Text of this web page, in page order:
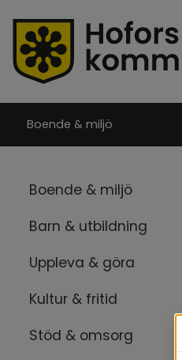
Boende & miljö
Boende & miljö
Barn & utbildning
Uppleva & göra
Kultur & fritid
Stöd & omsorg